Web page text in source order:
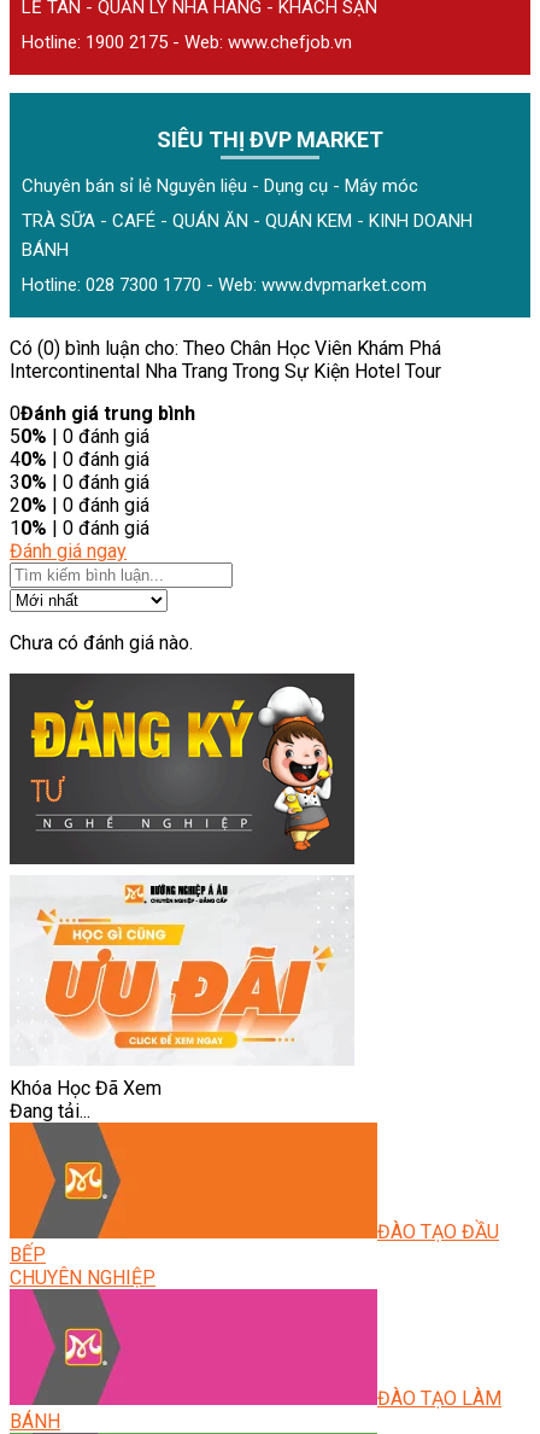
LỄ TÂN - QUẢN LÝ NHÀ HÀNG - KHÁCH SẠN
Hotline: 1900 2175 - Web: www.chefjob.vn
SIÊU THỊ ĐVP MARKET
Chuyên bán sỉ lẻ Nguyên liệu - Dụng cụ - Máy móc
TRÀ SỮA - CAFÉ - QUÁN ĂN - QUÁN KEM - KINH DOANH
BÁNH
Hotline: 028 7300 1770 - Web: www.dvpmarket.com
Có (0) bình luận cho: Theo Chân Học Viên Khám Phá
Intercontinental Nha Trang Trong Sự Kiện Hotel Tour
0Đánh giá trung bình
50% | 0 đánh giá
40% | 0 đánh giá
30% | 0 đánh giá
20% | 0 đánh giá
10% | 0 đánh giá
Đánh giá ngay
Chưa có đánh giá nào.
Khóa Học Đã Xem
Đang tải...
ĐÀO TẠO ĐẦU
BẾP
CHUYÊN NGHIỆP
ĐÀO TẠO LÀM
BÁNH